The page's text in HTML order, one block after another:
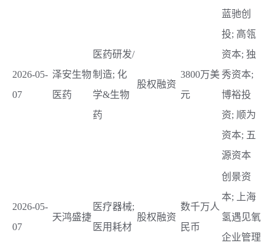
2026-05-
07
泽安生物
医药
医药研发/
制造; 化
学&生物
药
股权融资
3800万美
元
蓝驰创
投; 高瓴
资本; 独
秀资本;
博裕投
资; 顺为
资本; 五
源资本
2026-05-
07
天鸿盛捷
医疗器械;
医用耗材
股权融资
数千万人
民币
创景资
本; 上海
氢遇见氧
企业管理